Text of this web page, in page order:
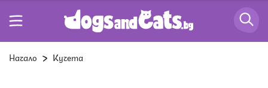
Начало Кучета